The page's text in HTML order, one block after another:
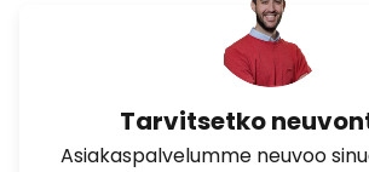
Tarvitsetko
Asiakaspalvelumme neuvoo